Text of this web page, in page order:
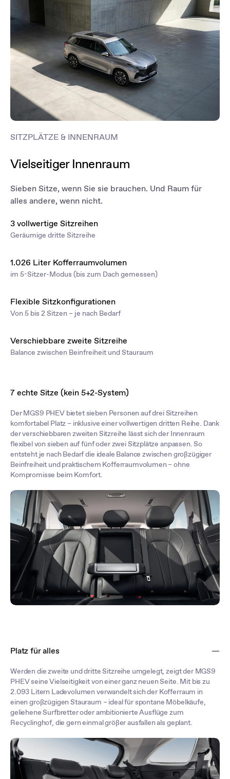
SITZPLÄTZE & INNENRAUM
Vielseitiger Innenraum
Sieben Sitze, wenn Sie sie brauchen. Und Raum für
alles andere, wenn nicht.
3 vollwertige Sitzreihen
Geräumige dritte Sitzreihe
1.026 Liter Kofferraumvolumen
im 5-Sitzer-Modus (bis zum Dach gemessen)
Flexible Sitzkonfigurationen
Von 5 bis 2 Sitzen – je nach Bedarf
Verschiebbare zweite Sitzreihe
Balance zwischen Beinfreiheit und Stauraum
7 echte Sitze (kein 5+2-System)
Der MGS9 PHEV bietet sieben Personen auf drei Sitzreihen
komfortabel Platz – inklusive einer vollwertigen dritten Reihe. Dank
der verschiebbaren zweiten Sitzreihe lässt sich der Innenraum
flexibel von sieben auf fünf oder zwei Sitzplätze anpassen. So
entsteht je nach Bedarf die ideale Balance zwischen großzügiger
Beinfreiheit und praktischem Kofferraumvolumen – ohne
Kompromisse beim Komfort.
Platz für alles
Werden die zweite und dritte Sitzreihe umgelegt, zeigt der MGS9
PHEV seine Vielseitigkeit von einer ganz neuen Seite. Mit bis zu
2.093 Litern Ladevolumen verwandelt sich der Kofferraum in
einen großzügigen Stauraum – ideal für spontane Möbelkäufe,
geliehene Surfbretter oder ambitionierte Ausflüge zum
Recyclinghof, die gern einmal größer ausfallen als geplant.